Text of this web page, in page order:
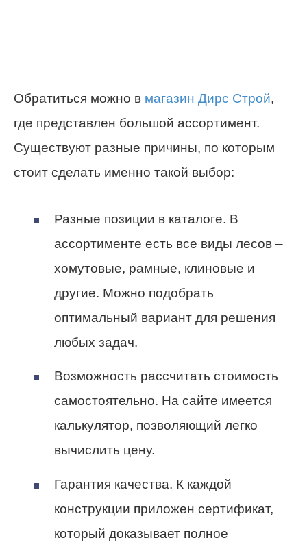
Обратиться можно в магазин Дирс Строй,
где представлен большой ассортимент.
Существуют разные причины, по которым
стоит сделать именно такой выбор:
Разные позиции в каталоге. В
ассортименте есть все виды лесов –
хомутовые, рамные, клиновые и
другие. Можно подобрать
оптимальный вариант для решения
любых задач.
Возможность рассчитать стоимость
самостоятельно. На сайте имеется
калькулятор, позволяющий легко
вычислить цену.
Гарантия качества. К каждой
конструкции приложен сертификат,
который доказывает полное